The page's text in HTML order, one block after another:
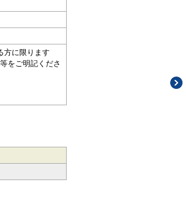
方に限ります
をご明記くださ